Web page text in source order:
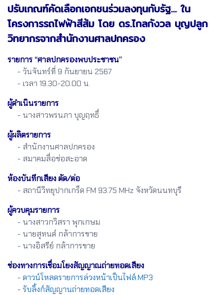
ปรับเกณฑ์คัดเลือกเอกชนร่วมลงทุนกับรัฐ... ใน
โครงการรถไฟฟ้าสีส้ม โดย ดร.ไกลกังวล บุญปลูก
วิทยากรจากสำนักงานศาลปกครอง
รายการ “ศาลปกครองพบประชาชน”
- วันจันทร์ที่ 9 กันยายน 2567
- เวลา 19.30-20.00 น.
ผู้ดำเนินรายการ
- นางสาวพรนภา บุญฤทธิ์
ผู้ผลิตรายการ
- สำนักงานศาลปกครอง
- สมาคมสื่อช่อสะอาด
ห้องบันทึกเสียง ตัด/ต่อ
- สถานีวิทยุปากเกร็ด FM 93.75 MHz จังหวัดนนทบุรี
ผู้ควบคุมรายการ
- นางสาวกวิสรา พุกเกษม
- นายสุทนต์ กล้าการขาย
- นางอิสรีย์ กล้าการขาย
ช่องทางการเชื่อมโยงสัญญาณถ่ายทอดเสียง
- ดาวน์โหลดรายการล่วงหน้าเป็นไฟล์.MP3
- รับลิ้งก์สัญญานถ่ายทอดเสียง